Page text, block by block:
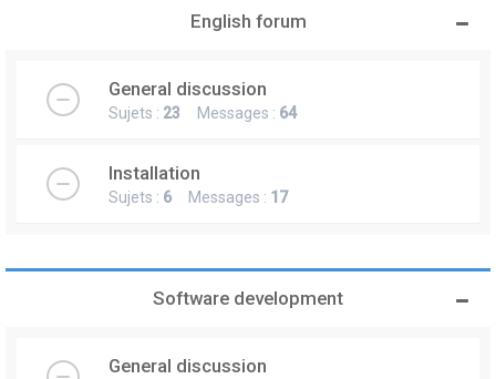
English forum
General discussion
Sujets : 23 Messages : 64
Installation
Sujets : 6 Messages : 17
Software development
General discussion